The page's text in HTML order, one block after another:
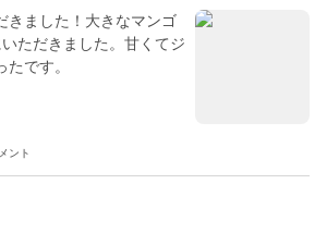
きました！大きなマンゴ
ただきました。甘くてジ
です。
ント